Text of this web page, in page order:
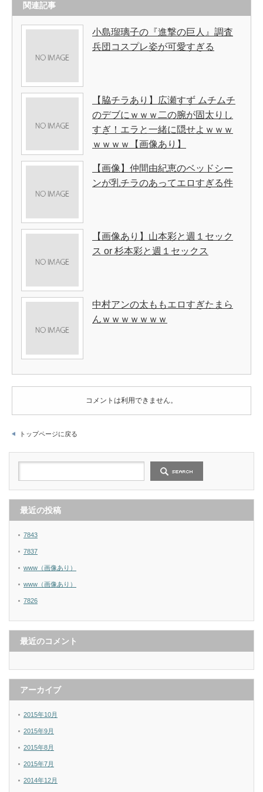
関連記事
小島瑠璃子の『進撃の巨人』調査
兵団コスプレ姿が可愛すぎる
【脇チラあり】広瀬すず ムチムチ
のデブにｗｗｗ二の腕が固太りし
すぎ！エラと一緒に隠せよｗｗｗ
ｗｗｗｗ【画像あり】
【画像】仲間由紀恵のベッドシー
ンが乳チラのあってエロすぎる件
【画像あり】山本彩と週１セック
ス or 杉本彩と週１セックス
中村アンの太ももエロすぎたまら
んｗｗｗｗｗｗｗ
コメントは利用できません。
トップページに戻る
最近の投稿
7843
7837
www（画像あり）
www（画像あり）
7826
最近のコメント
アーカイブ
2015年10月
2015年9月
2015年8月
2015年7月
2014年12月